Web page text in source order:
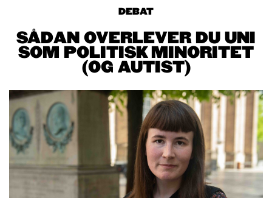
DEBAT
SÅDAN OVERLEVER DU UNI
SOM POLITISK MINORITET
(OG AUTIST)